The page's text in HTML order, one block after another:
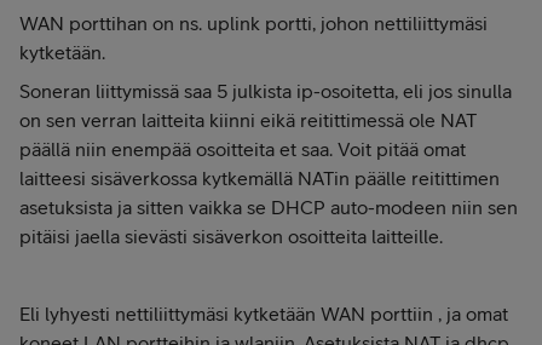
WAN porttihan on ns. uplink portti, johon nettiliittymäsi
kytketään.
Soneran liittymissä saa 5 julkista ip-osoitetta, eli jos sinulla
on sen verran laitteita kiinni eikä reitittimessä ole NAT
päällä niin enempää osoitteita et saa. Voit pitää omat
laitteesi sisäverkossa kytkemällä NATin päälle reitittimen
asetuksista ja sitten vaikka se DHCP auto-modeen niin sen
pitäisi jaella sievästi sisäverkon osoitteita laitteille.
Eli lyhyesti nettiliittymäsi kytketään WAN porttiin , ja omat